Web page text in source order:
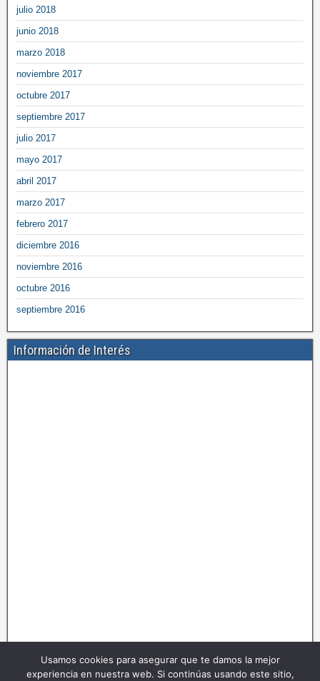
julio 2018
junio 2018
marzo 2018
noviembre 2017
octubre 2017
septiembre 2017
julio 2017
mayo 2017
abril 2017
marzo 2017
febrero 2017
diciembre 2016
noviembre 2016
octubre 2016
septiembre 2016
Información de Interés
Usamos cookies para asegurar que te damos la mejor
experiencia en nuestra web. Si continúas usando este sitio,